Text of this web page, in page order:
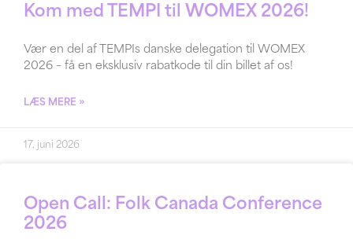
Kom med TEMPI til WOMEX 2026!
Vær en del af TEMPIs danske delegation til WOMEX
2026 – få en eksklusiv rabatkode til din billet af os!
LÆS MERE »
17. juni 2026
Open Call: Folk Canada Conference
2026